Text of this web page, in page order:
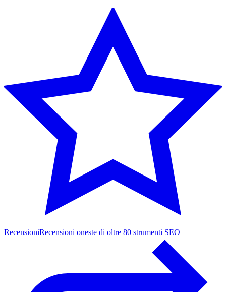
RecensioniRecensioni oneste di oltre 80 strumenti SEO